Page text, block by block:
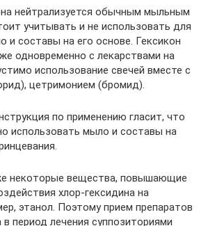
нейтрализуется обычным мыльным
учитывать и не использовать для
и составы на его основе. Гексикон
одновременно с лекарствами на
использование свечей вместе с
цетримонием (бромид).
по применению гласит, что
использовать мыло и составы на
некоторые вещества, повышающие
хлор-гексидина на
этанол. Поэтому прием препаратов
период лечения суппозиториями